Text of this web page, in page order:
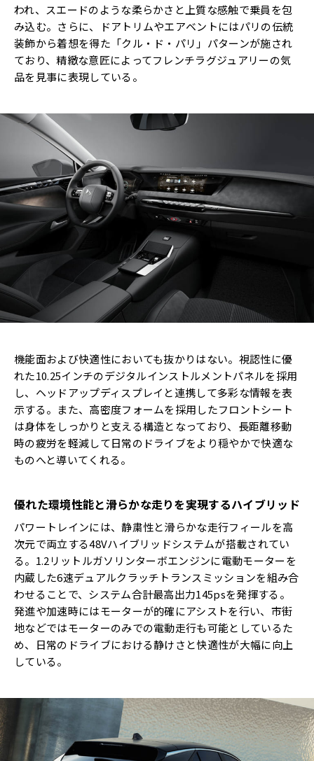
われ、スエードのような柔らかさと上質な感触で乗員を包
み込む。さらに、ドアトリムやエアベントにはパリの伝統
装飾から着想を得た「クル・ド・パリ」パターンが施され
ており、精緻な意匠によってフレンチラグジュアリーの気
品を見事に表現している。
機能面および快適性においても抜かりはない。視認性に優
れた10.25インチのデジタルインストルメントパネルを採用
し、ヘッドアップディスプレイと連携して多彩な情報を表
示する。また、高密度フォームを採用したフロントシート
は身体をしっかりと支える構造となっており、長距離移動
時の疲労を軽減して日常のドライブをより穏やかで快適な
ものへと導いてくれる。
優れた環境性能と滑らかな走りを実現するハイブリッド
パワートレインには、静粛性と滑らかな走行フィールを高
次元で両立する48Vハイブリッドシステムが搭載されてい
る。1.2リットルガソリンターボエンジンに電動モーターを
内蔵した6速デュアルクラッチトランスミッションを組み合
わせることで、システム合計最高出力145psを発揮する。
発進や加速時にはモーターが的確にアシストを行い、市街
地などではモーターのみでの電動走行も可能としているた
め、日常のドライブにおける静けさと快適性が大幅に向上
している。